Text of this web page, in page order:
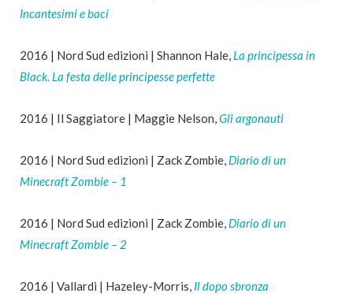
Incantesimi e baci
2016 | Nord Sud edizioni | Shannon Hale, La principessa in
Black. La festa delle principesse perfette
2016 | Il Saggiatore | Maggie Nelson,Gli argonauti
2016 | Nord Sud edizioni | Zack Zombie, Diario di un
Minecraft Zombie – 1
2016 | Nord Sud edizioni | Zack Zombie, Diario di un
Minecraft Zombie – 2
2016 | Vallardi | Hazeley-Morris, Il dopo sbronza